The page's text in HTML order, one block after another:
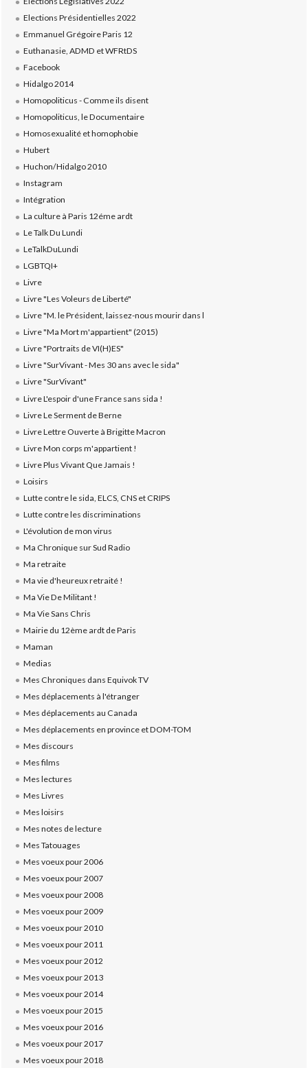
Elections Présidentielles 2022
Emmanuel Grégoire Paris 12
Euthanasie, ADMD et WFRtDS
Facebook
Hidalgo 2014
Homopoliticus - Comme ils disent
Homopoliticus, le Documentaire
Homosexualité et homophobie
Hubert
Huchon/Hidalgo 2010
Instagram
Intégration
La culture à Paris 12éme ardt
Le Talk Du Lundi
LeTalkDuLundi
LGBTQI+
Livre
Livre "Les Voleurs de Liberté"
Livre "M. le Président, laissez-nous mourir dans l
Livre "Ma Mort m'appartient" (2015)
Livre "Portraits de VI(H)ES"
Livre "SurVivant - Mes 30 ans avec le sida"
Livre "SurVivant"
Livre L'espoir d'une France sans sida !
Livre Le Serment de Berne
Livre Lettre Ouverte à Brigitte Macron
Livre Mon corps m'appartient !
Livre Plus Vivant Que Jamais !
Loisirs
Lutte contre le sida, ELCS, CNS et CRIPS
Lutte contre les discriminations
L'évolution de mon virus
Ma Chronique sur Sud Radio
Ma retraite
Ma vie d'heureux retraité !
Ma Vie De Militant !
Ma Vie Sans Chris
Mairie du 12ème ardt de Paris
Maman
Medias
Mes Chroniques dans Equivok TV
Mes déplacements à l'étranger
Mes déplacements au Canada
Mes déplacements en province et DOM-TOM
Mes discours
Mes films
Mes lectures
Mes Livres
Mes loisirs
Mes notes de lecture
Mes Tatouages
Mes voeux pour 2006
Mes voeux pour 2007
Mes voeux pour 2008
Mes voeux pour 2009
Mes voeux pour 2010
Mes voeux pour 2011
Mes voeux pour 2012
Mes voeux pour 2013
Mes voeux pour 2014
Mes voeux pour 2015
Mes voeux pour 2016
Mes voeux pour 2017
Mes voeux pour 2018